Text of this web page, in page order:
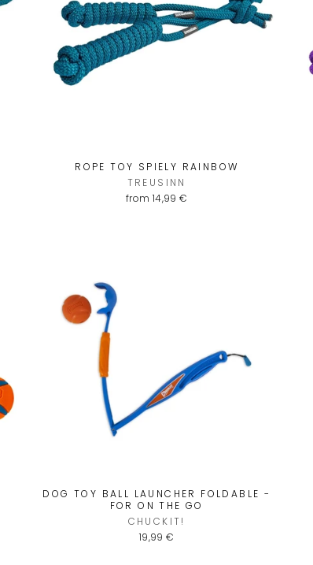
ROPE TOY SPIELY RAINBOW
TREUSINN
from 14,99 €
DOG TOY BALL LAUNCHER FOLDABLE -
FOR ON THE GO
CHUCKIT!
19,99 €